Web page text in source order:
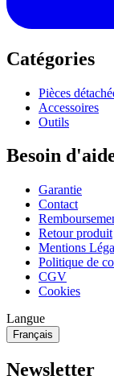
Catégories
Pièces
Accessoires
Outils
Besoin
Garantie
Contact
Retour produit
Mentions
Politique de
CGV
Cookies
Langue
Français
Newsletter